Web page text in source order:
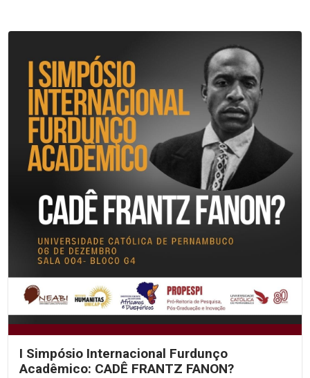
I Simpósio Internacional Furdunço
Acadêmico: CADÊ FRANTZ FANON?